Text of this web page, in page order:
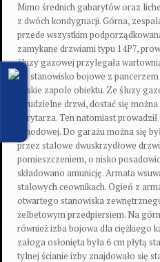
Mimo średnich gabarytów oraz
z dwóch kondygnacji. Górna,
przede wszystkim
zamykane drzwiami typu 14P7,
śluzy gazowej przylegała
się stanowisko bojowe z
bliskie zapole obiektu. Ze śluzy
dwudzielne drzwi, dostać się
korytarza. Ten natomiast
schodowej. Do garażu można się
przez stalowe dwuskrzydłowe
pomieszczeniem, o nisko
składowano amunicję. Armata
stalowych ceownikach. Ogień z
otwartego stanowiska
żelbetowym przedpiersiem. Na
również izba bojowa dla ciężkiego
załoga osłonięta była 6 cm płytą
tylnej ścianie izby znajdowało się